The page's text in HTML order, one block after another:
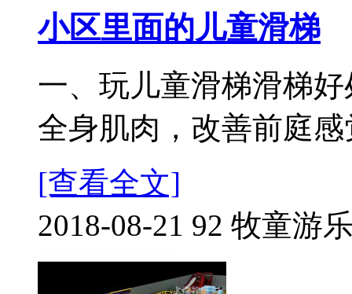
小区里面的儿童滑梯
一、玩儿童滑梯滑梯
全身肌肉，改善前庭
[查看全文]
2018-08-21 92 牧童游